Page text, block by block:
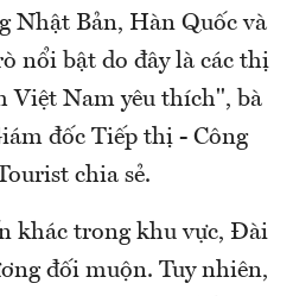
Nhật Bản, Hàn Quốc và
nổi bật do đây là các thị
Việt Nam yêu thích", bà
đốc Tiếp thị - Công
chia sẻ.
khác trong khu vực, Đài
đối muộn. Tuy nhiên,